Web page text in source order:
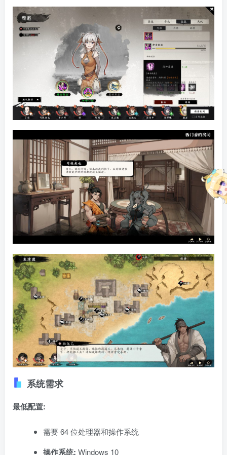
系统需求
最低配置:
需要 64 位处理器和操作系统
操作系统: Windows 10